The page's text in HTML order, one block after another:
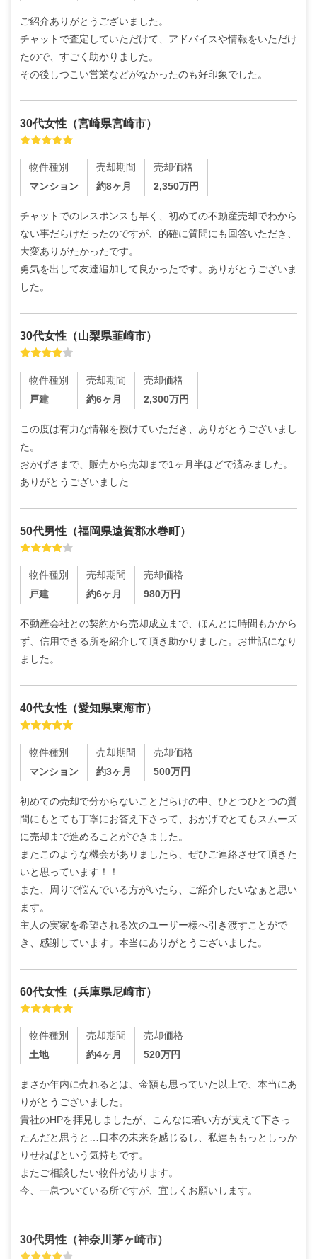
ご紹介ありがとうございました。
チャットで査定していただけて、アドバイスや情報をいただけ
たので、すごく助かりました。
その後しつこい営業などがなかったのも好印象でした。
30代女性 （宮崎県宮崎市）
物件種別
マンション
売却期間
約8ヶ月
売却価格
2,350万円
チャットでのレスポンスも早く、初めての不動産売却でわから
ない事だらけだったのですが、的確に質問にも回答いただき、
大変ありがたかったです。
勇気を出して友達追加して良かったです。ありがとうございま
した。
30代女性 （山梨県韮崎市）
物件種別
戸建
売却期間
約6ヶ月
売却価格
2,300万円
この度は有力な情報を授けていただき、ありがとうございまし
た。
おかげさまで、販売から売却まで1ヶ月半ほどで済みました。
ありがとうございました
50代男性 （福岡県遠賀郡水巻町）
物件種別
戸建
売却期間
約6ヶ月
売却価格
980万円
不動産会社との契約から売却成立まで、ほんとに時間もかから
ず、信用できる所を紹介して頂き助かりました。お世話になり
ました。
40代女性 （愛知県東海市）
物件種別
マンション
売却期間
約3ヶ月
売却価格
500万円
初めての売却で分からないことだらけの中、ひとつひとつの質
問にもとても丁寧にお答え下さって、おかげでとてもスムーズ
に売却まで進めることができました。
またこのような機会がありましたら、ぜひご連絡させて頂きた
いと思っています！！
また、周りで悩んでいる方がいたら、ご紹介したいなぁと思い
ます。
主人の実家を希望される次のユーザー様へ引き渡すことがで
き、感謝しています。本当にありがとうございました。
60代女性 （兵庫県尼崎市）
物件種別
土地
売却期間
約4ヶ月
売却価格
520万円
まさか年内に売れるとは、金額も思っていた以上で、本当にあ
りがとうございました。
貴社のHPを拝見しましたが、こんなに若い方が支えて下さっ
たんだと思うと…日本の未来を感じるし、私達ももっとしっか
りせねばという気持ちです。
またご相談したい物件があります。
今、一息ついている所ですが、宜しくお願いします。
30代男性 （神奈川茅ヶ崎市）